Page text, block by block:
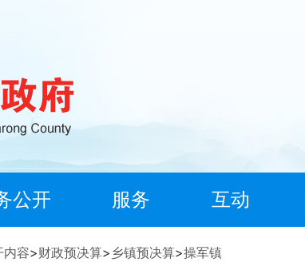
公开 服务 互动
内容>财政预决算> 乡镇预决算>操军镇